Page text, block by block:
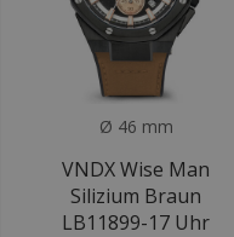
Ø 46 mm
VNDX Wise Man
Silizium Braun
LB11899-17 Uhr